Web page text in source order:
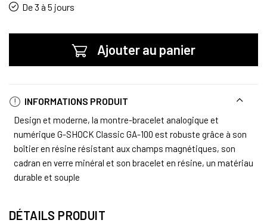
De 3 à 5 jours
Ajouter au panier
INFORMATIONS PRODUIT
Design et moderne, la montre-bracelet analogique et
numérique G-SHOCK Classic GA-100 est robuste grâce à son
boîtier en résine résistant aux champs magnétiques, son
cadran en verre minéral et son bracelet en résine, un matériau
durable et souple
DÉTAILS PRODUIT